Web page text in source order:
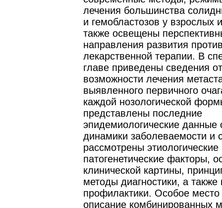
лечения большинства
и гемобластозов у взрослых
также освещены
направления развития
лекарственной терапии. В
главе приведены сведения
возможности лечения
выявленного первичного
каждой нозологической
представлены последние
эпидемиологические данные
динамики заболеваемости и
рассмотрены этиологические
патогенетические факторы,
клинической картины,
методы диагностики, а также
профилактики. Особое место
описание комбинированных